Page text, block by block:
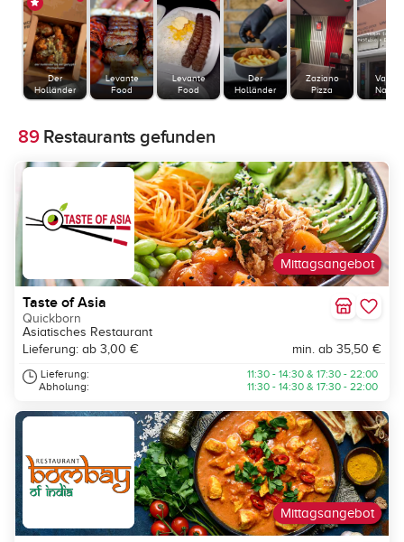
Der
Holländer
Levante
Food
Levante
Food
Der
Holländer
Zaziano
Pizza
Vamos
Napoli
89Restaurants gefunden
Mittagsangebot
Taste of Asia
Quickborn
Asiatisches Restaurant
Lieferung: ab 3,00 €
min. ab 35,50 €
Lieferung:
Abholung:
11:30 - 14:30 & 17:30 - 22:00
11:30 - 14:30 & 17:30 - 22:00
Mittagsangebot